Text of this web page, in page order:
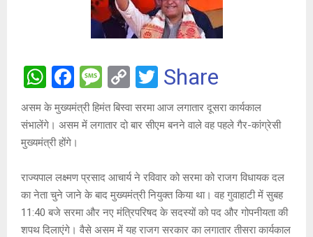
W
h
at
s
p
p
F
a
ce
b
o
k
M
es
s
e
C
o
py
n
k
T
wi
tt
Share
असम के मुख्यमंत्री हिमंत बिस्वा सरमा आज लगातार दूसरा कार्यकाल
संभालेंगे। असम में लगातार दो बार सीएम बनने वाले वह पहले गैर-कांग्रेसी
मुख्यमंत्री होंगे।
राज्यपाल लक्ष्मण प्रसाद आचार्य ने रविवार को सरमा को राजग विधायक दल
का नेता चुने जाने के बाद मुख्यमंत्री नियुक्त किया था। वह गुवाहाटी में सुबह
11:40 बजे सरमा और नए मंत्रिपरिषद के सदस्यों को पद और गोपनीयता की
शपथ दिलाएंगे। वैसे असम में यह राजग सरकार का लगातार तीसरा कार्यकाल